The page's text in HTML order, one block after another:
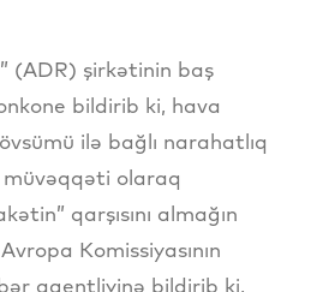
(ADR) şirkətinin baş
bildirib ki, hava
ilə bağlı narahatlıq
müvəqqəti olaraq
qarşısını almağın
Komissiyasının
agentliyinə bildirib ki,